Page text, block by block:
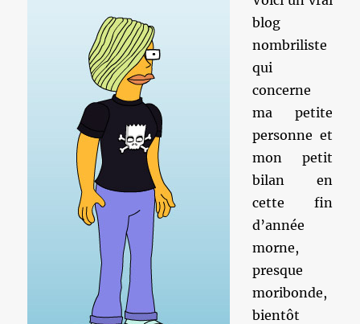
blog
nombriliste
qui
concerne
ma petite
personne et
mon petit
bilan en
cette fin
d’année
morne,
presque
moribonde,
bientôt